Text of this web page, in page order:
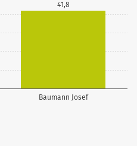
Baumann Josef
41,8